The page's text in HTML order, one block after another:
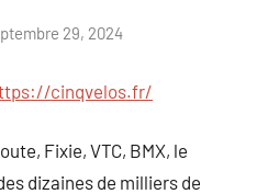
29, 2024
cinqvelos.fr/
Fixie, VTC, BMX, le
dizaines de milliers de